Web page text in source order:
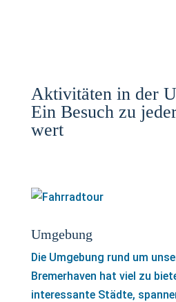
Aktivitäten in der
Ein Besuch zu
wert
Umgebung
Die Umgebung rund um
Bremerhaven hat viel zu
interessante Städte,